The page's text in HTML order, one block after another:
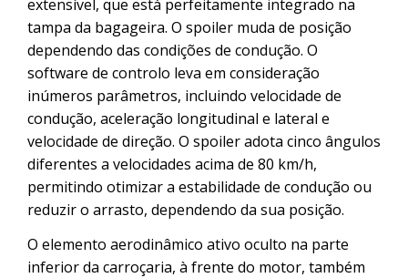
extensível, que está perfeitamente integrado na
tampa da bagageira. O spoiler muda de posição
dependendo das condições de condução. O
software de controlo leva em consideração
inúmeros parâmetros, incluindo velocidade de
condução, aceleração longitudinal e lateral e
velocidade de direção. O spoiler adota cinco ângulos
diferentes a velocidades acima de 80 km/h,
permitindo otimizar a estabilidade de condução ou
reduzir o arrasto, dependendo da sua posição.
O elemento aerodinâmico ativo oculto na parte
inferior da carroçaria, à frente do motor, também